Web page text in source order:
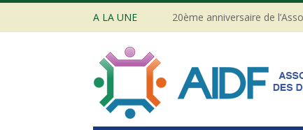
A LA UNE